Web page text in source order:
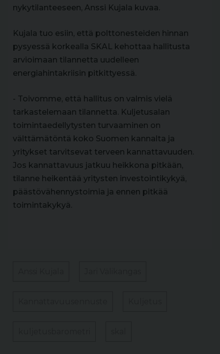
nykytilanteeseen, Anssi Kujala kuvaa.
Kujala tuo esiin, että polttonesteiden hinnan
pysyessä korkealla SKAL kehottaa hallitusta
arvioimaan tilannetta uudelleen
energiahintakriisin pitkittyessä.
- Toivomme, että hallitus on valmis vielä
tarkastelemaan tilannetta. Kuljetusalan
toimintaedellytysten turvaaminen on
välttämätöntä koko Suomen kannalta ja
yritykset tarvitsevat terveen kannattavuuden.
Jos kannattavuus jatkuu heikkona pitkään,
tilanne heikentää yritysten investointikykyä,
päästövähennystoimia ja ennen pitkää
toimintakykyä.